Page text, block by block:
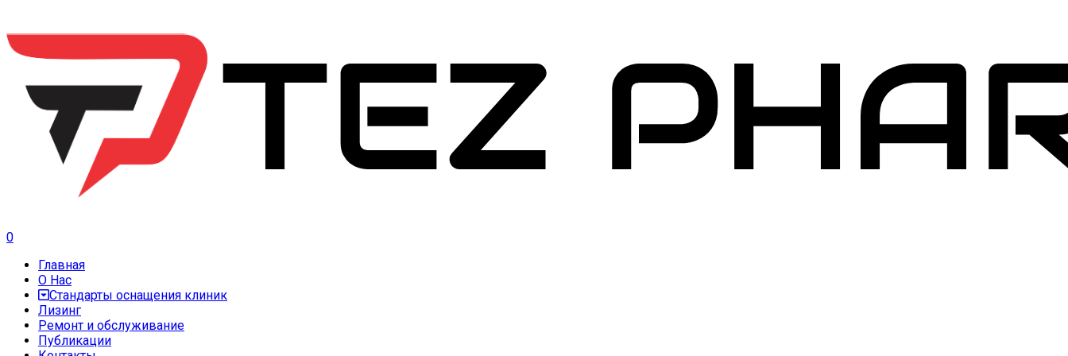
0
Главная
О Нас
Стандарты оснащения клиник
Лизинг
Ремонт и обслуживание
Публикации